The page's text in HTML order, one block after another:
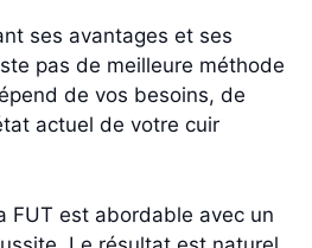
ses avantages et ses
pas de meilleure méthode
de vos besoins, de
actuel de votre cuir
FUT est abordable avec un